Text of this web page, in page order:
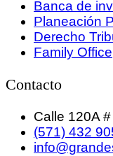
Banca de
Planeación
Derecho
Family Office
Contacto
Calle 120A
(571) 432